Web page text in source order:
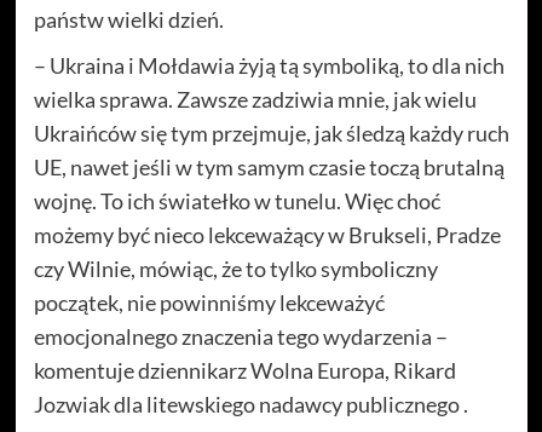
państw wielki dzień.
– Ukraina i Mołdawia żyją tą symboliką, to dla nich
wielka sprawa. Zawsze zadziwia mnie, jak wielu
Ukraińców się tym przejmuje, jak śledzą każdy ruch
UE, nawet jeśli w tym samym czasie toczą brutalną
wojnę. To ich światełko w tunelu. Więc choć
możemy być nieco lekceważący w Brukseli, Pradze
czy Wilnie, mówiąc, że to tylko symboliczny
początek, nie powinniśmy lekceważyć
emocjonalnego znaczenia tego wydarzenia –
komentuje dziennikarz Wolna Europa, Rikard
Jozwiak dla litewskiego nadawcy publicznego .